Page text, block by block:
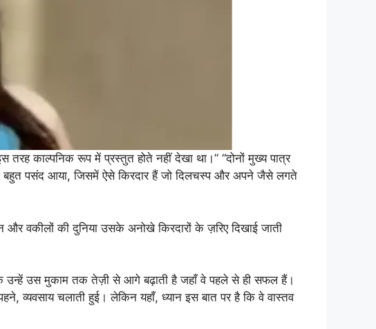
तरह काल्पनिक रूप में प्रस्तुत होते नहीं देखा था।” “दोनों मुख्य पात्र
बहुत पसंद आया, जिसमें ऐसे किरदार हैं जो दिलचस्प और अपने जैसे लगते
वकीलों की दुनिया उसके अनोखे किरदारों के ज़रिए दिखाई जाती
उस मुकाम तक तेज़ी से आगे बढ़ाती है जहाँ वे पहले से ही सफल हैं।
व्यवसाय चलाती हुई। लेकिन यहाँ, ध्यान इस बात पर है कि वे वास्तव